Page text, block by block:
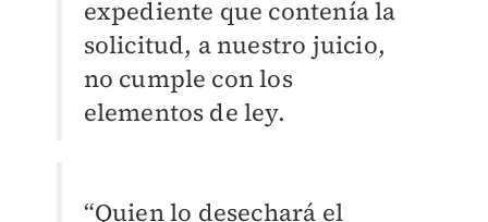
expediente que contenía la
solicitud, a nuestro juicio,
no cumple con los
elementos de ley.
“Quien lo desechará el